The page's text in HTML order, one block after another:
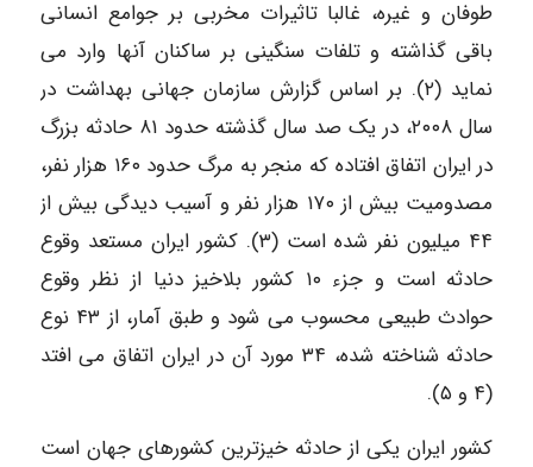
طوفان و غیره، غالبا تاثیرات مخربی بر جوامع انسانی
باقی گذاشته و تلفات سنگینی بر ساکنان آنها وارد می
نماید (۲). بر اساس گزارش سازمان جهانی بهداشت در
سال ۲۰۰۸، در یک صد سال گذشته حدود ۸۱ حادثه بزرگ
در ایران اتفاق افتاده که منجر به مرگ حدود ۱۶۰ هزار نفر،
مصدومیت بیش از ۱۷۰ هزار نفر و آسیب دیدگی بیش از
۴۴ میلیون نفر شده است (۳). کشور ایران مستعد وقوع
حادثه است و جزء ۱۰ کشور بلاخیز دنیا از نظر وقوع
حوادث طبیعی محسوب می شود و طبق آمار، از ۴۳ نوع
حادثه شناخته شده، ۳۴ مورد آن در ایران اتفاق می افتد
(۴ و ۵).
کشور ایران یکی از حادثه خیزترین کشورهای جهان است